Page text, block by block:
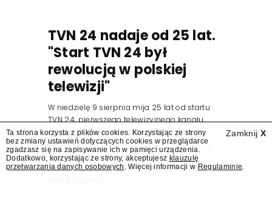
TVN 24 nadaje od 25 lat.
"Start TVN 24 był
rewolucją w polskiej
telewizji"
W niedzielę 9 sierpnia mija 25 lat od startu
TVN 24, pierwszego telewizyjnego kanału
informacyjnego w Polsce. Na ten dzień
zaplanowano finał urodzinowej trasy stacji
"Jesteśmy stąd". 25 lat TVN 24 dla Press.pl
podsumowują Jarosław Kuźniar, Tomasz Lis i
Zamknij X
Ta strona korzysta z plików cookies. Korzystając ze strony
bez zmiany ustawień dotyczących cookies w przeglądarce
zgadzasz się na zapisywanie ich w pamięci urządzenia.
Dodatkowo, korzystając ze strony, akceptujesz klauzulę
przetwarzania danych osobowych . Więcej informacji w Regulaminie.